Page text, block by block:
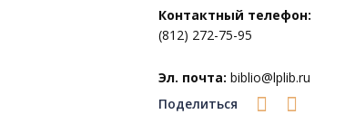
Контактный телефон:
(812) 272-75-95
Эл. почта: biblio@lplib.ru
Поделиться